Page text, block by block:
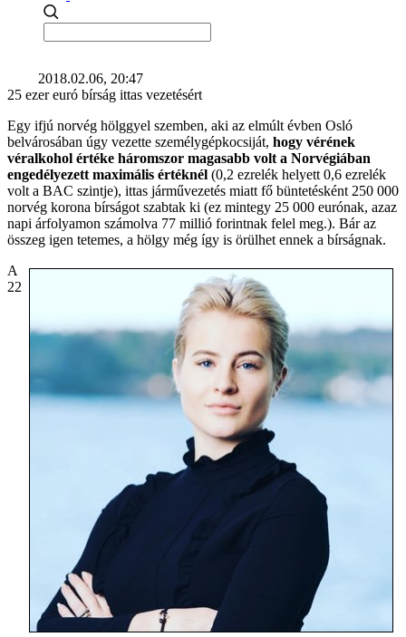
2018.02.06, 20:47
25 ezer euró bírság ittas vezetésért
Egy ifjú norvég hölggyel szemben, aki az elmúlt évben Osló
belvárosában úgy vezette személygépkocsiját, hogy vérének
véralkohol értéke háromszor magasabb volt a Norvégiában
engedélyezett maximális értéknél (0,2 ezrelék helyett 0,6 ezrelék
volt a BAC szintje), ittas járművezetés miatt fő büntetésként 250 000
norvég korona bírságot szabtak ki (ez mintegy 25 000 eurónak, azaz
napi árfolyamon számolva 77 millió forintnak felel meg.). Bár az
összeg igen tetemes, a hölgy még így is örülhet ennek a bírságnak.
A
22